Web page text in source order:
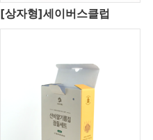
[상자형]세이버스클럽